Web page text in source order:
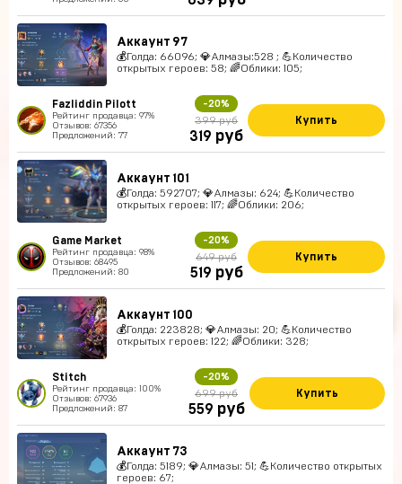
Аккаунт 97
💰Голда: 66096; 💎Алмазы:528 ; 💪Количество
открытых героев: 58; 🌈Облики: 105;
Fazliddin Pilott
Рейтинг продавца: 97%
Отзывов: 67356
Предложений: 77
-20%
399 руб
319 руб
Купить
Аккаунт 101
💰Голда: 592707; 💎Алмазы: 624; 💪Количество
открытых героев: 117; 🌈Облики: 206;
Game Market
Рейтинг продавца: 98%
Отзывов: 68495
Предложений: 80
-20%
649 руб
519 руб
Купить
Аккаунт 100
💰Голда: 223828; 💎Алмазы: 20; 💪Количество
открытых героев: 122; 🌈Облики: 328;
Stitch
Рейтинг продавца: 100%
Отзывов: 67936
Предложений: 87
-20%
699 руб
559 руб
Купить
Аккаунт 73
💰Голда: 5189; 💎Алмазы: 51; 💪Количество открытых
героев: 67;